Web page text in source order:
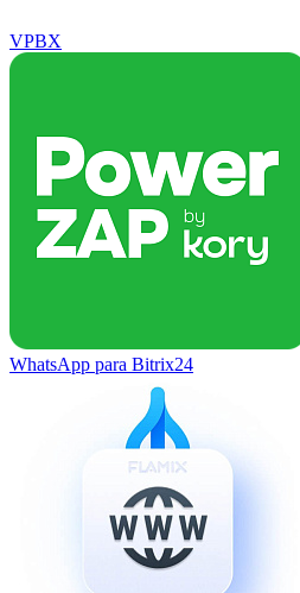
VPBX
WhatsApp para Bitrix24